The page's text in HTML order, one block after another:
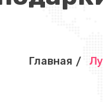
Главная